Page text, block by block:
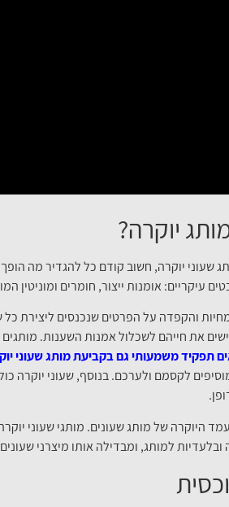
יוקרה?
שעוני יוקרה, חשוב קודם כל להגדיר מה
עיקריים: אומנות ייצור, חומרים ומוניטין
והקפדה על הפרטים שנכנסים ליצירת כל
את חייהם לשכלול אמנות השענות.
תפקיד משמעותי גם בקביעת מותג שעוני
לקסמם ולערכם. בנוסף, שעוני יוקרה
היוקרה של מותג שעונים. מותגי שעוני
למותג, ומבדילה אותו מיצרני